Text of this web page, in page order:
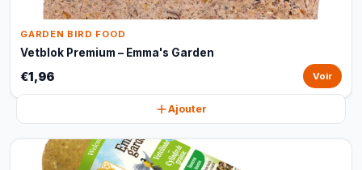
GARDEN BIRD FOOD
Vetblok Premium – Emma's Garden
€1,96 Voir
Ajouter